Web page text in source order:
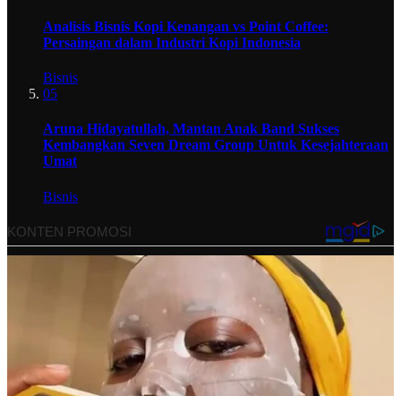
Analisis Bisnis Kopi Kenangan vs Point Coffee:
Persaingan dalam Industri Kopi Indonesia
Bisnis
05
Aruna Hidayatullah, Mantan Anak Band Sukses
Kembangkan Seven Dream Group Untuk Kesejahteraan
Umat
Bisnis